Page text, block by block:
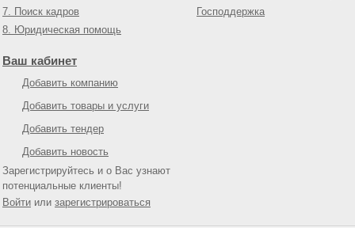
7. Поиск кадров
8. Юридическая помощь
Господдержка
Ваш кабинет
Добавить компанию
Добавить товары и услуги
Добавить тендер
Добавить новость
Зарегистрируйтесь и о Вас узнают
потенциальные клиенты!
Войти или зарегистрироваться